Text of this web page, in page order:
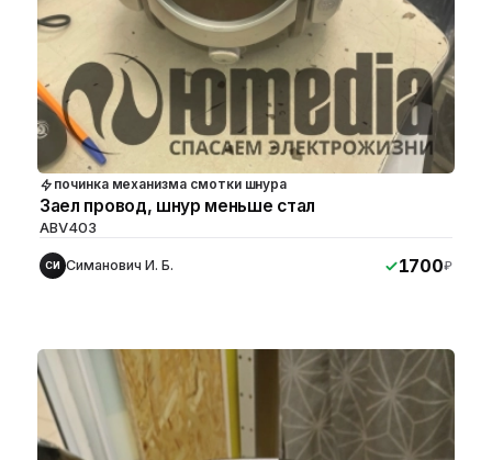
починка механизма смотки шнура
Заел провод, шнур меньше стал
ABV403
СИ Симанович И. Б. 1700₽